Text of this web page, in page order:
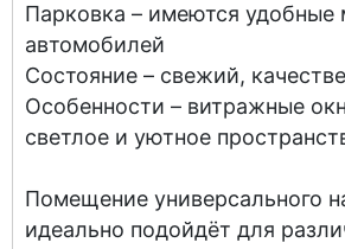
Парковка – имеются удобные
автомобилей
Состояние – свежий,
Особенности – витражные
светлое и уютное
Помещение универсального
идеально подойдёт для